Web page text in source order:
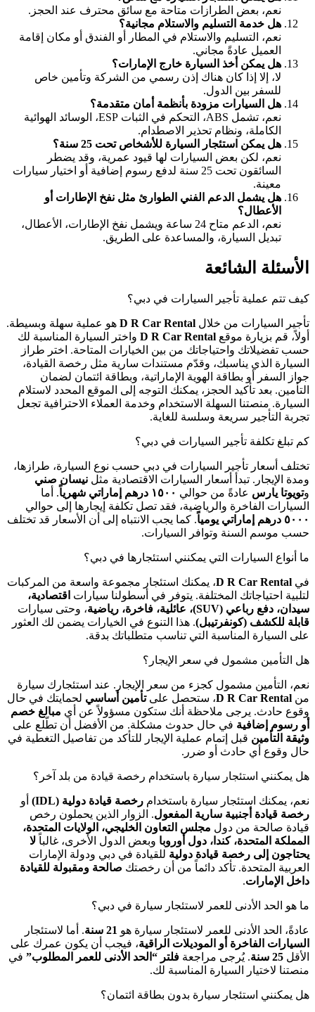
نعم، بعض الطرازات متاحة مع سائق محترف عند الحجز.
هل خدمة التسليم والاستلام مجانية؟
نعم، التسليم والاستلام في المطار أو الفندق أو مكان إقامة
العميل عادةً مجاني.
هل يمكن أخذ السيارة خارج الإمارات؟
لا، إلا إذا كان هناك إذن رسمي من الشركة وتأمين خاص
للسفر بين الدول.
هل السيارات مزودة بأنظمة أمان متقدمة؟
نعم، تشمل ABS، التحكم في الثبات ESP، الوسائد الهوائية
الكاملة، ونظام تحذير الاصطدام.
هل يمكن استئجار السيارة للأشخاص تحت 25 سنة؟
نعم، لكن بعض السيارات لها قيود عمرية، وقد يضطر
السائقون تحت 25 سنة لدفع رسوم إضافية أو اختيار سيارات
معينة.
هل يشمل الدعم الفني الطوارئ مثل نفخ الإطارات أو
الأعطال؟
نعم، الدعم متاح 24 ساعة ويشمل نفخ الإطارات، الأعطال،
تبديل السيارة، والمساعدة على الطريق.
الأسئلة الشائعة
كيف تتم عملية تأجير السيارات في دبي؟
تأجير السيارات من خلال D R Car Rental هو عملية سهلة وبسيطة.
أولاً، قم بزيارة موقع D R Car Rental واختر السيارة المناسبة لك
حسب تفضيلاتك واحتياجاتك من بين الخيارات المتاحة. اختر طراز
السيارة الذي يناسبك، وقدّم مستندات سارية مثل رخصة القيادة،
جواز السفر أو بطاقة الهوية الإماراتية، وبطاقة ائتمان لضمان
التأمين. بعد تأكيد الحجز، يمكنك التوجه إلى الموقع المحدد لاستلام
السيارة. منصتنا السهلة الاستخدام وخدمة العملاء الاحترافية تجعل
تجربة التأجير سريعة وسلسة للغاية.
كم تبلغ تكلفة تأجير السيارات في دبي؟
تختلف أسعار تأجير السيارات في دبي حسب نوع السيارة، طرازها،
ومدة الإيجار. تبدأ أسعار السيارات الاقتصادية مثل نيسان صني
وتويوتا يارس عادةً من حوالي ١٥٠٠ درهم إماراتي شهرياً
. أما
السيارات الفاخرة والرياضية، فقد تصل تكلفة إيجارها إلى حوالي
٥٠٠٠ درهم إماراتي يومياً
. كما يجب الانتباه إلى أن الأسعار قد تختلف
حسب موسم السنة وتوافر السيارات.
ما أنواع السيارات التي يمكنني استئجارها في دبي؟
في D R Car Rental، يمكنك استئجار مجموعة واسعة من المركبات
لتلبية احتياجاتك المختلفة. يتوفر في أسطولنا سيارات اقتصادية،
سيدان، دفع رباعي (SUV)، عائلية، فاخرة، رياضية
، وحتى سيارات
قابلة للكشف (كونفرتيبل). هذا التنوع في الخيارات يضمن لك العثور
على السيارة المناسبة التي تناسب متطلباتك بدقة.
هل التأمين مشمول في سعر الإيجار؟
نعم، التأمين مشمول كجزء من سعر الإيجار. عند استئجارك سيارة
من D R Car Rental، ستحصل علىتأمين أساسي لحمايتك في حال
وقوع حادث. يرجى ملاحظة أنك ستكون مسؤولاً عن أي مبالغ خصم
أو رسوم إضافية في حال حدوث مشكلة. من الأفضل أن تطّلع على
وثيقة التأمين قبل إتمام عملية الإيجار للتأكد من تفاصيل التغطية في
حال وقوع أي حادث أو ضرر.
هل يمكنني استئجار سيارة باستخدام رخصة قيادة من بلد آخر؟
نعم، يمكنك استئجار سيارة باستخدام رخصة قيادة دولية (IDL)
أو
رخصة قيادة أجنبية سارية المفعول. الزوار الذين يحملون رخص
قيادة صالحة من دول مجلس التعاون الخليجي، الولايات المتحدة،
المملكة المتحدة، كندا، دول أوروبا وبعض الدول الأخرى، غالباً لا
يحتاجون إلى رخصة قيادة دولية للقيادة في دبي ودولة الإمارات
العربية المتحدة. تأكد دائماً من أن رخصتك صالحة ومقبولة للقيادة
داخل الإمارات.
ما هو الحد الأدنى للعمر لاستئجار سيارة في دبي؟
عادةً، الحد الأدنى للعمر لاستئجار سيارة هو 21 سنة
. أما لاستئجار
السيارات الفاخرة أو الموديلات الراقية، فيجب أن يكون عمرك على
الأقل 25 سنة . يُرجى مراجعة فلتر “الحد الأدنى للعمر المطلوب” في
منصتنا لاختيار السيارة المناسبة لك.
هل يمكنني استئجار سيارة بدون بطاقة ائتمان؟